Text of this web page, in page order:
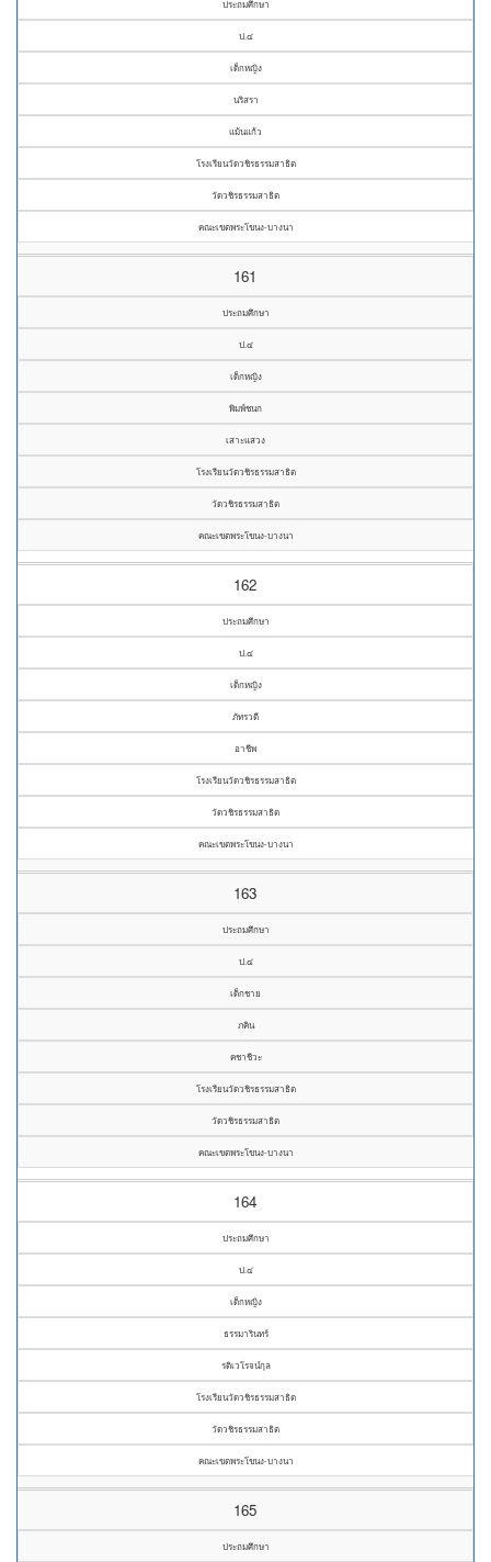
ประถมศึกษา
ป.๔
เด็กหญิง
นริสรา
แม้นแก้ว
โรงเรียนวัดวชิรธรรมสาธิต
วัดวชิรธรรมสาธิต
คณะเขตพระโขนง-บางนา
161
ประถมศึกษา
ป.๔
เด็กหญิง
พิมพ์ชนก
เสาะแสวง
โรงเรียนวัดวชิรธรรมสาธิต
วัดวชิรธรรมสาธิต
คณะเขตพระโขนง-บางนา
162
ประถมศึกษา
ป.๔
เด็กหญิง
ภัทรวดี
อาชีพ
โรงเรียนวัดวชิรธรรมสาธิต
วัดวชิรธรรมสาธิต
คณะเขตพระโขนง-บางนา
163
ประถมศึกษา
ป.๔
เด็กชาย
ภคิน
คชาชีวะ
โรงเรียนวัดวชิรธรรมสาธิต
วัดวชิรธรรมสาธิต
คณะเขตพระโขนง-บางนา
164
ประถมศึกษา
ป.๔
เด็กหญิง
ธรรมารินทร์
รติเวโรจน์กุล
โรงเรียนวัดวชิรธรรมสาธิต
วัดวชิรธรรมสาธิต
คณะเขตพระโขนง-บางนา
165
ประถมศึกษา